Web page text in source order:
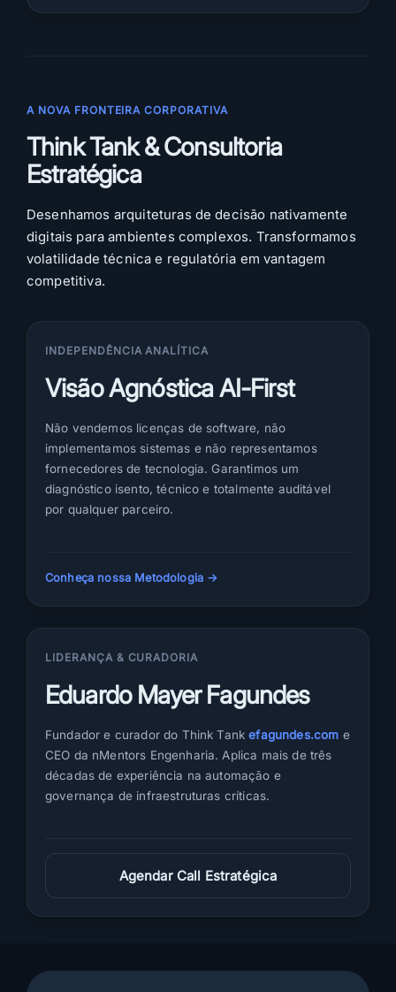
A NOVA FRONTEIRA CORPORATIVA
Think Tank & Consultoria
Estratégica
Desenhamos arquiteturas de decisão nativamente
digitais para ambientes complexos. Transformamos
volatilidade técnica e regulatória em vantagem
competitiva.
INDEPENDÊNCIA ANALÍTICA
Visão Agnóstica AI-First
Não vendemos licenças de software, não
implementamos sistemas e não representamos
fornecedores de tecnologia. Garantimos um
diagnóstico isento, técnico e totalmente auditável
por qualquer parceiro.
Conheça nossa Metodologia →
LIDERANÇA & CURADORIA
Eduardo Mayer Fagundes
Fundador e curador do Think Tankefagundes.com e
CEO da nMentors Engenharia. Aplica mais de três
décadas de experiência na automação e
governança de infraestruturas críticas.
Agendar Call Estratégica
Pesquisar